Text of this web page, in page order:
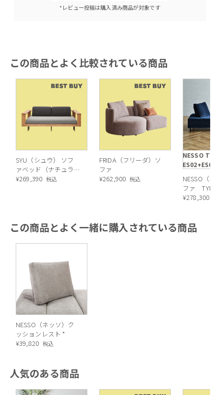
されたステッチのデザインも相まって空間をおしゃれに演出し
脚のデザインはブラックの金属脚。高さは11cmのためお掃除
バッククッションを自由に動かすことができるため、自分の体
格にあわせて最適な奥行でくつろぐことができます。自分だけ
*レビュー投稿は購入済み商品が対象です
この商品とよく比較されている商品
SYU（シュウ） ソフ
ァベッド（ナチュラ
ル）190cm
¥269,390 税込
FRIDA（フリーダ）ソ
ファ
¥262,900 税込
NESSO
ES02+ES01
NESSO（ネ
ファ TYPE
体：ES01）
¥278,300
この商品とよく一緒に購入されている商品
NESSO（ネッソ）ク
ッションレスト *
¥39,820 税込
人気のある商品